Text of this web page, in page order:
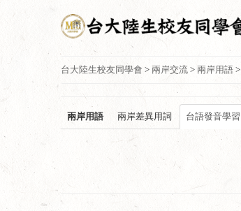
台大陸生校友同學會 > 兩岸交流 > 兩岸用語 >
兩岸用語 兩岸差異用詞 台語發音學習